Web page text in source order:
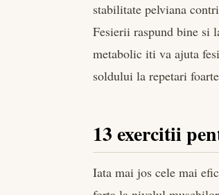
stabilitate pelviana
Fesierii raspund bine si
metabolic iti va ajuta
soldului la repetari
13 exercitii
Iata mai jos cele mai